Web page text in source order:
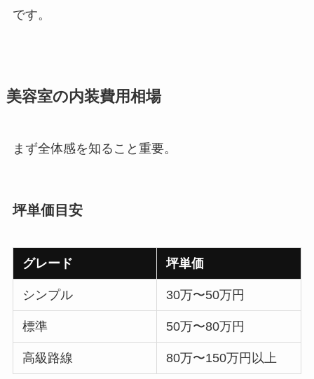
です。
美容室の内装費用相場
まず全体感を知ること重要。
坪単価目安
グレード 坪単価
シンプル 30万〜50万円
標準 50万〜80万円
高級路線 80万〜150万円以上